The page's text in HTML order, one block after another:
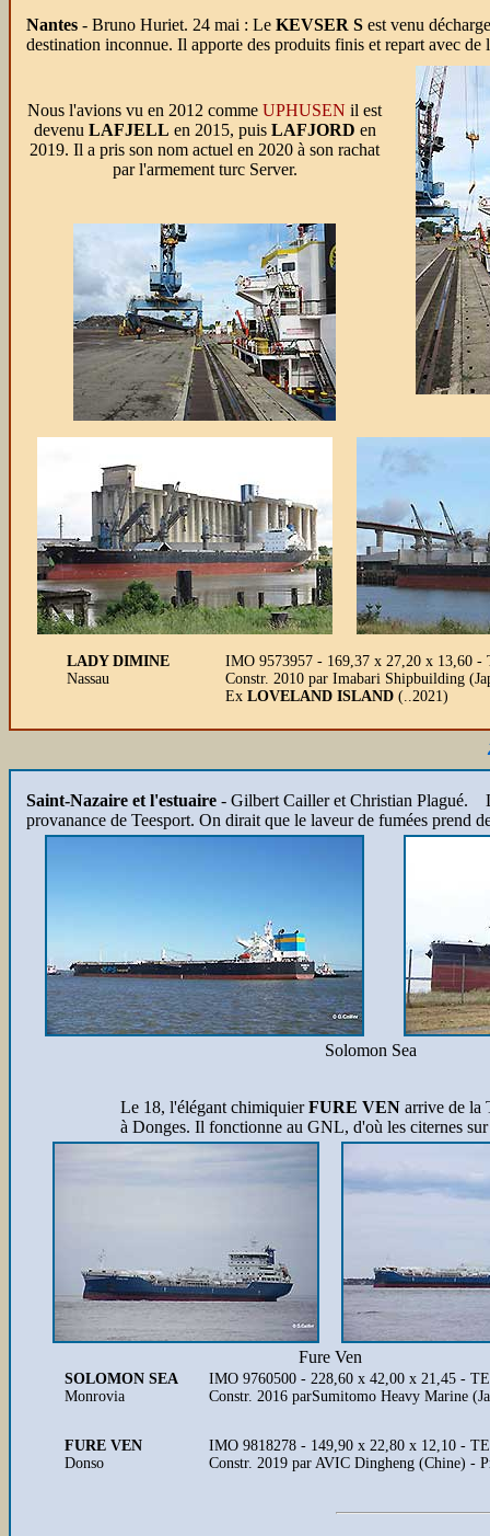
Nantes - Bruno Huriet. 24 mai : Le KEVSER S est venu
destination inconnue. Il apporte des produits finis et repart avec de
Nous l'avions vu en 2012 comme UPHUSEN il est
devenu LAFJELL en 2015, puis LAFJORD en
2019. Il a pris son nom actuel en 2020 à son rachat
par l'armement turc Server.
LADY DIMINE
Nassau
IMO 9573957 - 169,37 x 27,20 x 13,60
Constr. 2010 par Imabari Shipbuilding
Ex LOVELAND ISLAND (..2021)
Saint-Nazaire et l'estuaire - Gilbert Cailler et Christian Plagué.
provanance de Teesport. On dirait que le laveur de fumées prend
Solomon Sea
Le 18, l'élégant chimiquierFURE VEN arrive de la
à Donges. Il fonctionne au GNL, d'où les citernes
Fure Ven
SOLOMON SEA
Monrovia
IMO 9760500 - 228,60 x 42,00 x 21,45 -
Constr. 2016 parSumitomo Heavy Marine
FURE VEN
Donso
IMO 9818278 - 149,90 x 22,80 x 12,10 -
Constr. 2019 par AVIC Dingheng (Chine) -